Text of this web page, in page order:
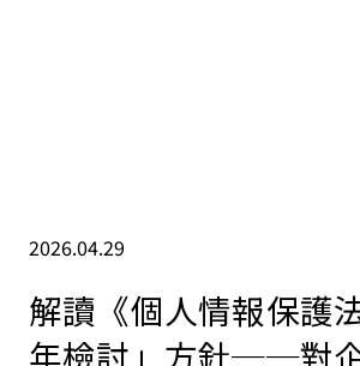
2026.04.29